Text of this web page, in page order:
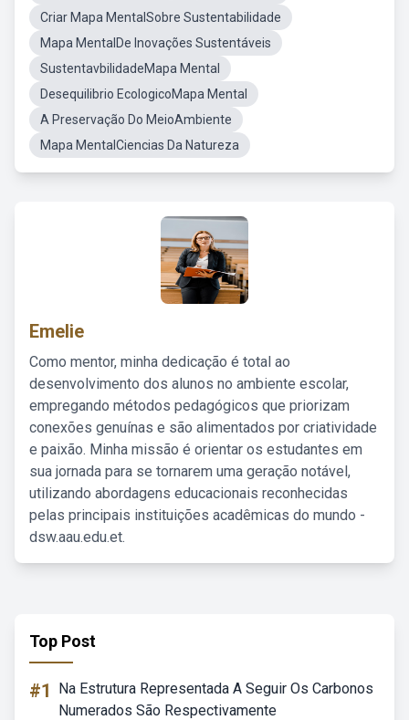
Criar Mapa MentalSobre Sustentabilidade
Mapa MentalDe Inovações Sustentáveis
SustentavbilidadeMapa Mental
Desequilibrio EcologicoMapa Mental
A Preservação Do MeioAmbiente
Mapa MentalCiencias Da Natureza
Emelie
Como mentor, minha dedicação é total ao
desenvolvimento dos alunos no ambiente escolar,
empregando métodos pedagógicos que priorizam
conexões genuínas e são alimentados por criatividade
e paixão. Minha missão é orientar os estudantes em
sua jornada para se tornarem uma geração notável,
utilizando abordagens educacionais reconhecidas
pelas principais instituições acadêmicas do mundo -
dsw.aau.edu.et.
Top Post
#1
Na Estrutura Representada A Seguir Os Carbonos
Numerados São Respectivamente